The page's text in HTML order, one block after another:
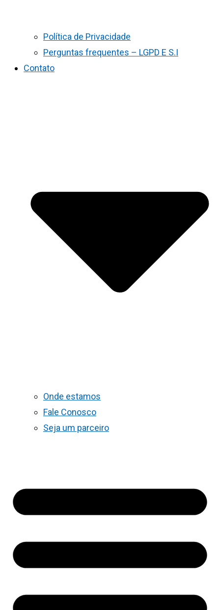
Política de Privacidade
Perguntas frequentes – LGPD E S.I
Contato
Onde estamos
Fale Conosco
Seja um parceiro